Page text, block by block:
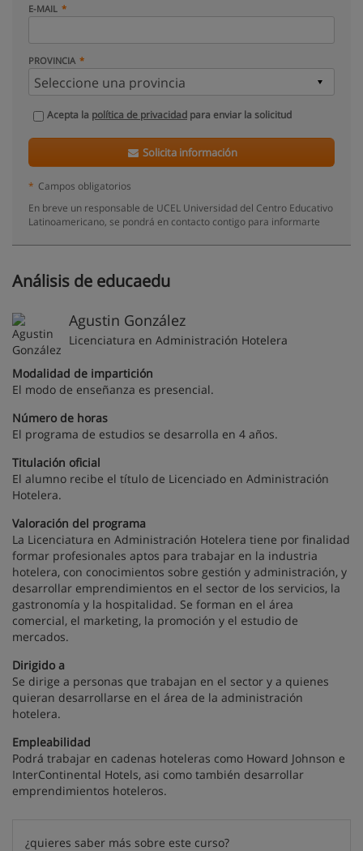
E-MAIL
PROVINCIA
Acepta la política de privacidad para enviar la solicitud
Solicita información
* Campos obligatorios
En breve un responsable de UCEL Universidad del Centro Educativo
Latinoamericano, se pondrá en contacto contigo para informarte
Análisis de educaedu
Agustin González
Licenciatura en Administración Hotelera
Modalidad de impartición
El modo de enseñanza es presencial.
Número de horas
El programa de estudios se desarrolla en 4 años.
Titulación oficial
El alumno recibe el título de Licenciado en Administración
Hotelera.
Valoración del programa
La Licenciatura en Administración Hotelera tiene por finalidad
formar profesionales aptos para trabajar en la industria
hotelera, con conocimientos sobre gestión y administración, y
desarrollar emprendimientos en el sector de los servicios, la
gastronomía y la hospitalidad. Se forman en el área
comercial, el marketing, la promoción y el estudio de
mercados.
Dirigido a
Se dirige a personas que trabajan en el sector y a quienes
quieran desarrollarse en el área de la administración
hotelera.
Empleabilidad
Podrá trabajar en cadenas hoteleras como Howard Johnson e
InterContinental Hotels, asi como también desarrollar
emprendimientos hoteleros.
¿quieres saber más sobre este curso?